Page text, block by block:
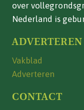
over
Nederland is
ADVERTEREN
Vakblad
Adverteren
CONTACT